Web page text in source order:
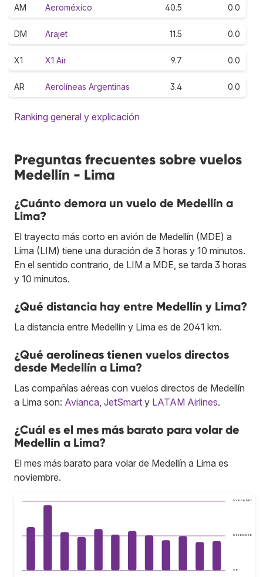
AM Aeroméxico 40.5 0.0
DM Arajet 11.5 0.0
X1 X1 Air 9.7 0.0
AR Aerolíneas Argentinas 3.4 0.0
Ranking general y explicación
Preguntas frecuentes sobre vuelos
Medellín - Lima
¿Cuánto demora un vuelo de Medellín a
Lima?
El trayecto más corto en avión de Medellín (MDE) a
Lima (LIM) tiene una duración de 3 horas y 10 minutos.
En el sentido contrario, de LIM a MDE, se tarda 3 horas
y 10 minutos.
¿Qué distancia hay entre Medellín y Lima?
La distancia entre Medellín y Lima es de 2041 km.
¿Qué aerolíneas tienen vuelos directos
desde Medellín a Lima?
Las compañías aéreas con vuelos directos de Medellín
a Lima son: Avianca JetSmart y LATAM Airlines.
¿Cuál es el mes más barato para volar de
Medellín a Lima?
El mes más barato para volar de Medellín a Lima es
noviembre.
$ 0
$ 1.000.000
$ 2.000.000